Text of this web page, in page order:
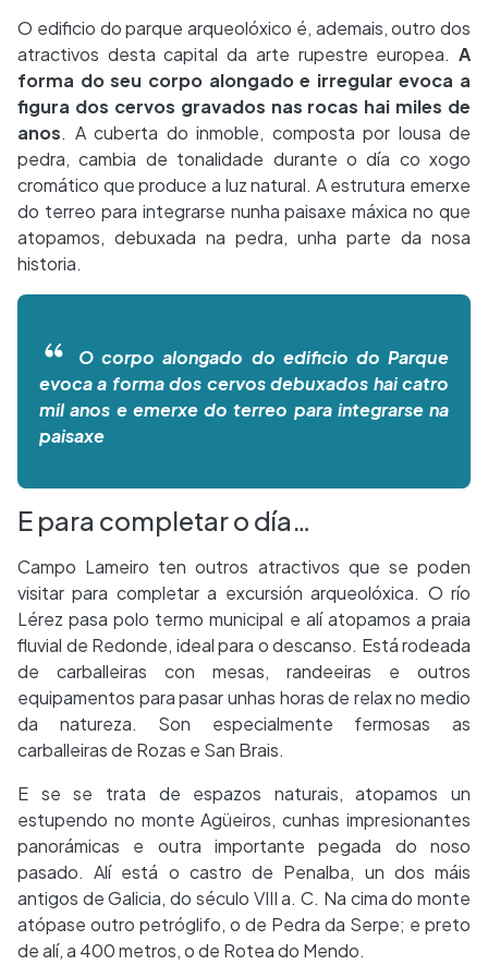
O edificio do parque arqueolóxico é, ademais, outro dos
atractivos desta capital da arte rupestre europea. A
forma do seu corpo alongado e irregular evoca a
figura dos cervos gravados nas rocas hai miles de
anos. A cuberta do inmoble, composta por lousa de
pedra, cambia de tonalidade durante o día co xogo
cromático que produce a luz natural. A estrutura emerxe
do terreo para integrarse nunha paisaxe máxica no que
atopamos, debuxada na pedra, unha parte da nosa
historia.
O corpo alongado do edificio do Parque
evoca a forma dos cervos debuxados hai catro
mil anos e emerxe do terreo para integrarse na
paisaxe
E para completar o día…
Campo Lameiro ten outros atractivos que se poden
visitar para completar a excursión arqueolóxica. O río
Lérez pasa polo termo municipal e alí atopamos a praia
fluvial de Redonde, ideal para o descanso. Está rodeada
de carballeiras con mesas, randeeiras e outros
equipamentos para pasar unhas horas de relax no medio
da natureza. Son especialmente fermosas as
carballeiras de Rozas e San Brais.
E se se trata de espazos naturais, atopamos un
estupendo no monte Agüeiros, cunhas impresionantes
panorámicas e outra importante pegada do noso
pasado. Alí está o castro de Penalba, un dos máis
antigos de Galicia, do século VIII a. C. Na cima do monte
atópase outro petróglifo, o de Pedra da Serpe; e preto
de alí, a 400 metros, o de Rotea do Mendo.